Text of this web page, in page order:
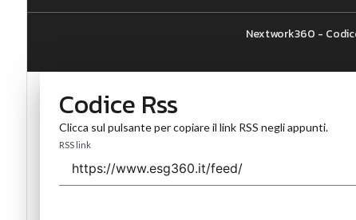
Nextwork360 -
Codice Rss
Clicca sul pulsante per copiare il link RSS negli appunti.
RSS link